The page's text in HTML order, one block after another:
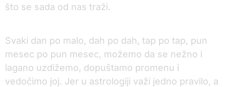
što se sada od nas traži.
Svaki dan po malo, dah po dah, tap po tap, pun
mesec po pun mesec, možemo da se nežno i
lagano uzdižemo, dopuštamo promenu i
vedočimo joj. Jer u astrologiji važi jedno pravilo, a